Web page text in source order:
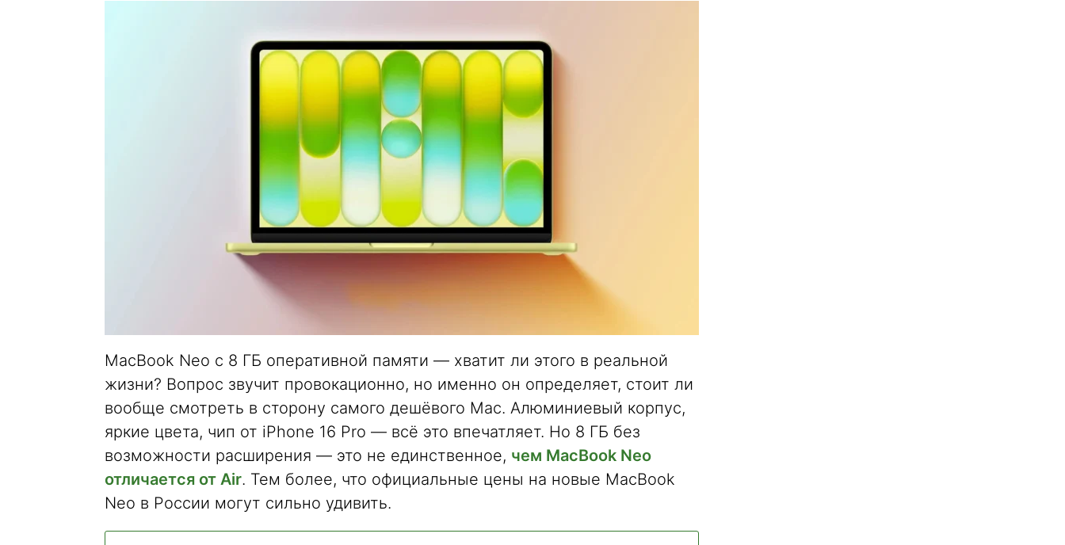
MacBook Neo с 8 ГБ оперативной памяти — хватит ли этого в реальной
жизни? Вопрос звучит провокационно, но именно он определяет, стоит ли
вообще смотреть в сторону самого дешёвого Mac. Алюминиевый корпус,
яркие цвета, чип от iPhone 16 Pro — всё это впечатляет. Но 8 ГБ без
возможности расширения — это не единственное, чем MacBook Neo
отличается от Air. Тем более, что официальные цены на новые MacBook
Neo в России могут сильно удивить.